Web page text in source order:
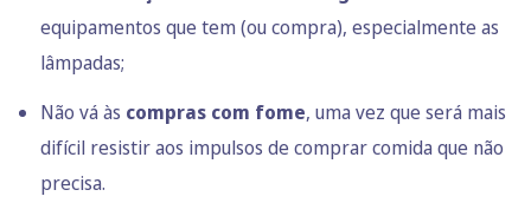
equipamentos que tem (ou compra), especialmente as
lâmpadas;
Não vá às compras com fome, uma vez que será mais
difícil resistir aos impulsos de comprar comida que não
precisa.